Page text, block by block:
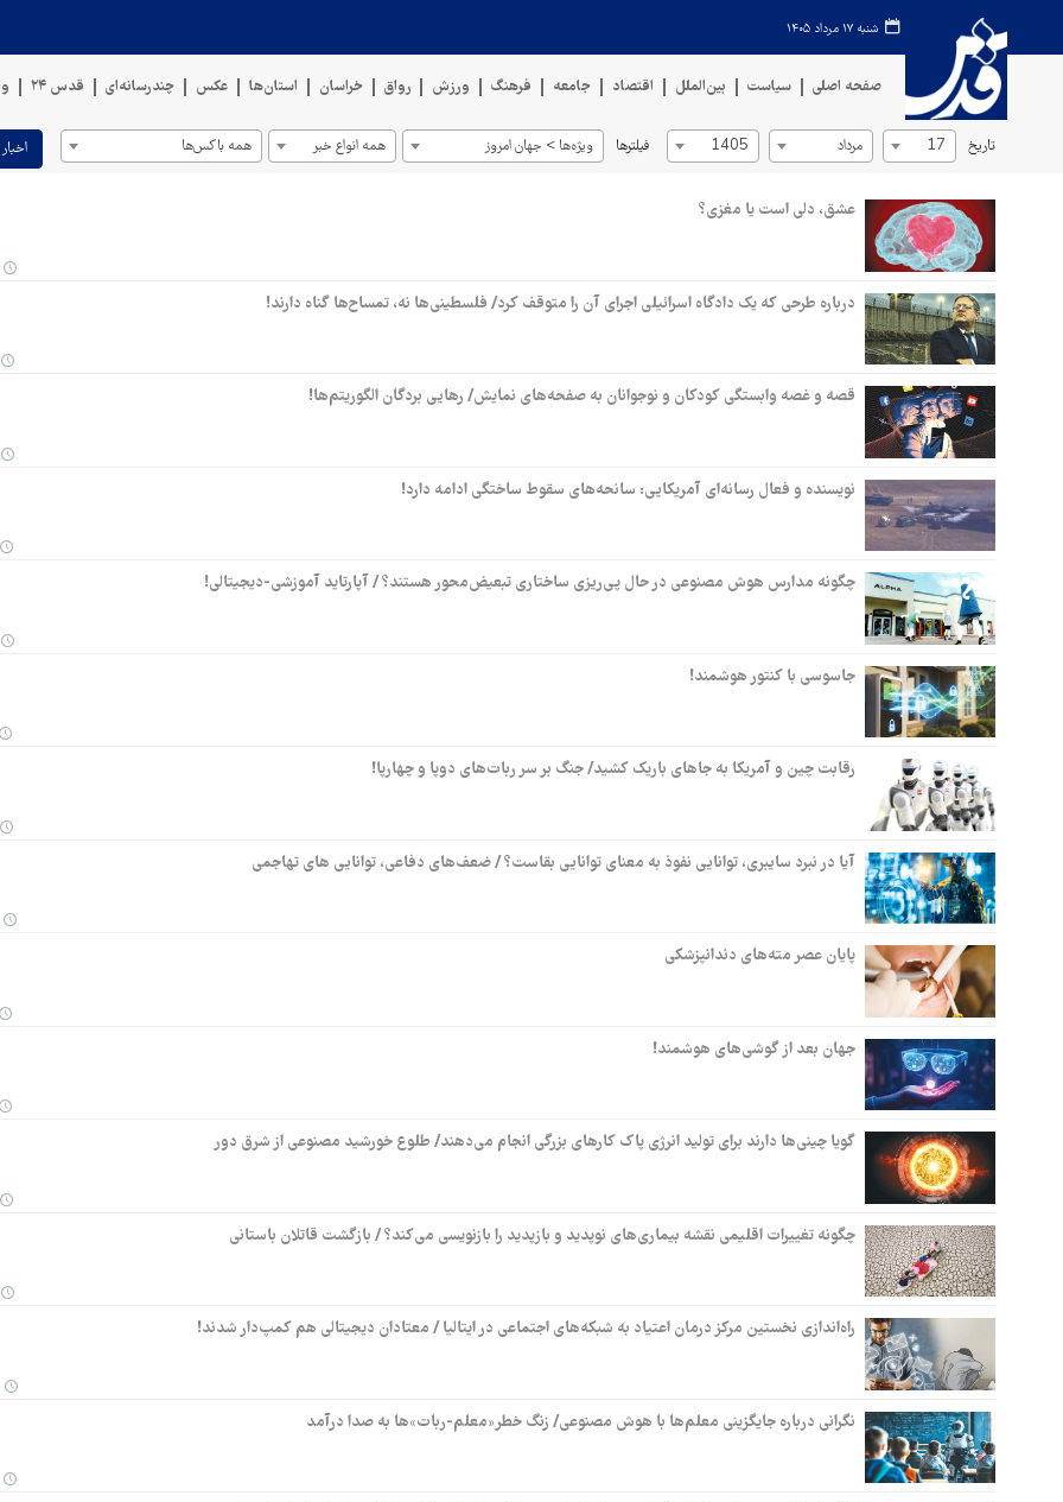
شنبه ۱۷ مرداد ۱۴۰۵
صفحه اصلی سیاست بین‌الملل اقتصاد جامعه فرهنگ ورزش رواق خراسان استان‌ها عکس چندرسانه‌ای قدس ۲۴
تاریخ 17 مرداد 1405 فیلترها ویژه‌ها > جهان امروز همه انواع خبر همه باکس‌ها
عشق، دلی است یا مغزی؟
درباره طرحی که یک دادگاه اسرائیلی اجرای آن را متوقف کرد/ فلسطینی‌ها نه، تمساح‌ها گناه دارند!
قصه و غصه وابستگی کودکان و نوجوانان به صفحه‌های نمایش/ رهایی بردگان الگوریتم‌ها!
نویسنده و فعال رسانه‌ای آمریکایی: سانحه‌های سقوط ساختگی ادامه دارد!
چگونه مدارس هوش ‌مصنوعی در حال پی‌ریزی ساختاری تبعیض‌محور هستند؟ / آپارتاید آموزشی-دیجیتالی!
جاسوسی با کنتور هوشمند!
رقابت چین و آمریکا به جاهای باریک کشید/ جنگ بر سر ربات‌های دوپا و چهارپا!
آیا در نبرد سایبری، توانایی نفوذ به معنای توانایی بقاست؟ / ضعف‌های دفاعی، توانایی های تهاجمی
پایان عصر مته‌های دندانپزشکی
جهان بعد از گوشی‌های هوشمند!
گویا چینی‌ها دارند برای تولید انرژی پاک کارهای بزرگی انجام می‌دهند/ طلوع خورشید مصنوعی از شرق دور
چگونه تغییرات اقلیمی نقشه بیماری‌های نوپدید و بازپدید را بازنویسی می‌کند؟ / بازگشت قاتلان باستانی
راه‌اندازی نخستین مرکز درمان اعتیاد به شبکه‌های اجتماعی در ایتالیا / معتادان دیجیتالی هم کمپ‌دار شدند!
نگرانی ‌درباره جایگزینی معلم‌ها با هوش مصنوعی/ زنگ خطر«معلم‌-ربات»‌ها به صدا درآمد